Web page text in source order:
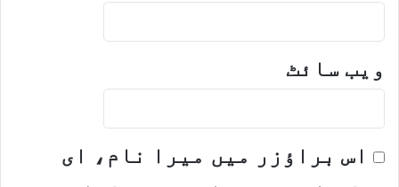
ویب‌ سائٹ
اس براؤزر میں میرا نام، ای